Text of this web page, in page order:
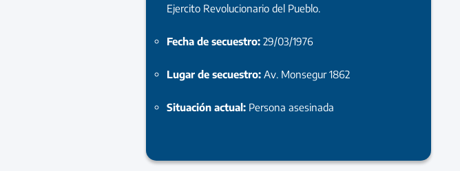
Ejercito Revolucionario del Pueblo.
Fecha de secuestro:29/03/1976
Lugar de secuestro:Av. Monsegur 1862
Situación actual: Persona asesinada